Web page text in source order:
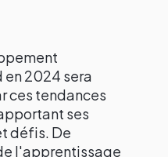
2024 sera
ces tendances
ses
défis. De
l'apprentissage